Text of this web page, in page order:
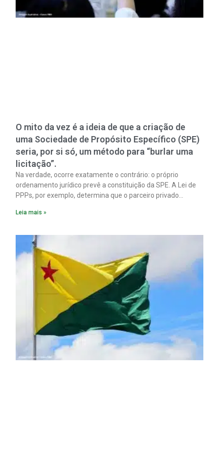
O mito da vez é a ideia de que a criação de
uma Sociedade de Propósito Específico (SPE)
seria, por si só, um método para “burlar uma
licitação”.
Na verdade, ocorre exatamente o contrário: o próprio
ordenamento jurídico prevê a constituição da SPE. A Lei de
PPPs, por exemplo, determina que o parceiro privado
empreendimento. Ou seja, a suposta “fraude à licitação” é
figura é facultativa e sujeita a uma escolha racional de
projeto a projeto.
Leia mais »